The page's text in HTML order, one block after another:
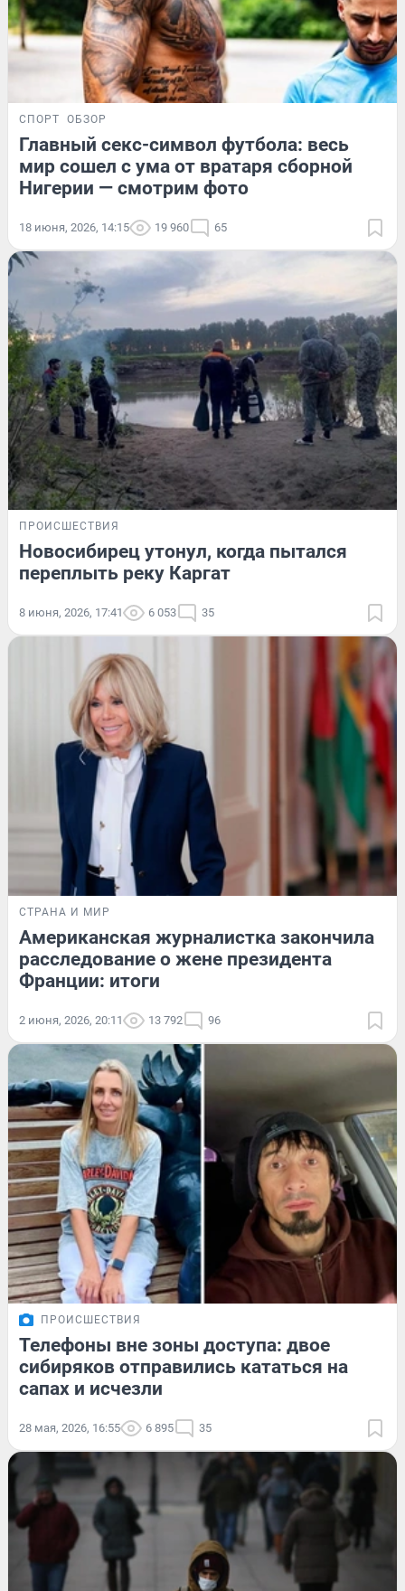
СПОРТ ОБЗОР
Главный секс-символ футбола: весь
мир сошел с ума от вратаря сборной
Нигерии — смотрим фото
18 июня, 2026, 14:15 19 960 65
ПРОИСШЕСТВИЯ
Новосибирец утонул, когда пытался
переплыть реку Каргат
8 июня, 2026, 17:41 6 053 35
СТРАНА И МИР
Американская журналистка закончила
расследование о жене президента
Франции: итоги
2 июня, 2026, 20:11 13 792 96
ПРОИСШЕСТВИЯ
Телефоны вне зоны доступа: двое
сибиряков отправились кататься на
сапах и исчезли
28 мая, 2026, 16:55 6 895 35